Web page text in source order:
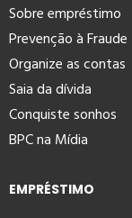
Sobre empréstimo
Prevenção à Fraude
Organize as contas
Saia da dívida
Conquiste sonhos
BPC na Mídia
EMPRÉSTIMO